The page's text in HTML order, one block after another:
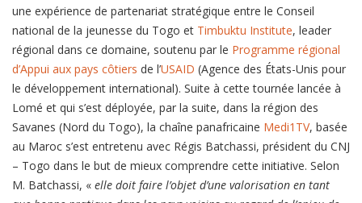
une expérience de partenariat stratégique entre le Conseil
national de la jeunesse du Togo et Timbuktu Institute, leader
régional dans ce domaine, soutenu par le Programme régional
d’Appui aux pays côtiers de l’USAID (Agence des États-Unis pour
le développement international). Suite à cette tournée lancée à
Lomé et qui s’est déployée, par la suite, dans la région des
Savanes (Nord du Togo), la chaîne panafricaine Medi1TV, basée
au Maroc s’est entretenu avec Régis Batchassi, président du CNJ
– Togo dans le but de mieux comprendre cette initiative. Selon
M. Batchassi, « elle doit faire l’objet d’une valorisation en tant